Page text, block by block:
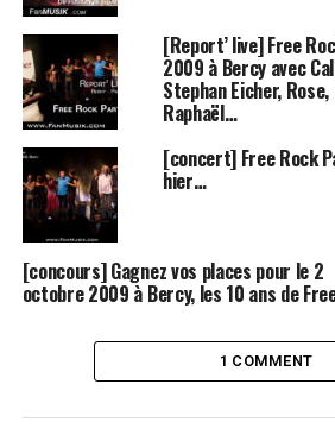
Pour Cali cet album avec la musique et les
On découvre ensuite le premier single du
. Il raconte que cette chanson lui est
sait qu’une chanson est terminée il le
[Report’ live] Free
2009 à Bercy avec
Stephan Eicher,
Raphaël…
[concert] Free Rock
hier…
[concours] Gagnez vos places pour le 2
octobre 2009 à Bercy, les 10 ans de
1 COMMENT